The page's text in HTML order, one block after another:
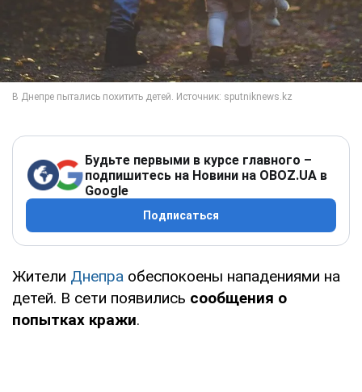
Будьте первыми в курсе главного –
подпишитесь на Новини на OBOZ.UA в
Google
Подписаться
Жители Днепра обеспокоены нападениями на
детей. В сети появились сообщения о
попытках кражи.